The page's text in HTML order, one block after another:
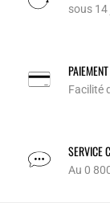
sous
Facilité
SERVICE
Au 0